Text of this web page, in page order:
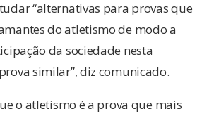
“alternativas para provas que
do atletismo de modo a
da sociedade nesta
similar”, diz comunicado.
o atletismo é a prova que mais